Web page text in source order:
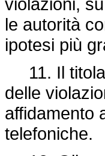
le autorità
ipotesi più
11. Il
delle
affidamento
telefoniche.